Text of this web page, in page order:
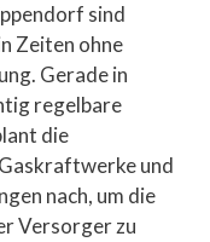
sind
Zeiten ohne
Gerade in
regelbare
die
und
nach, um die
Versorger zu